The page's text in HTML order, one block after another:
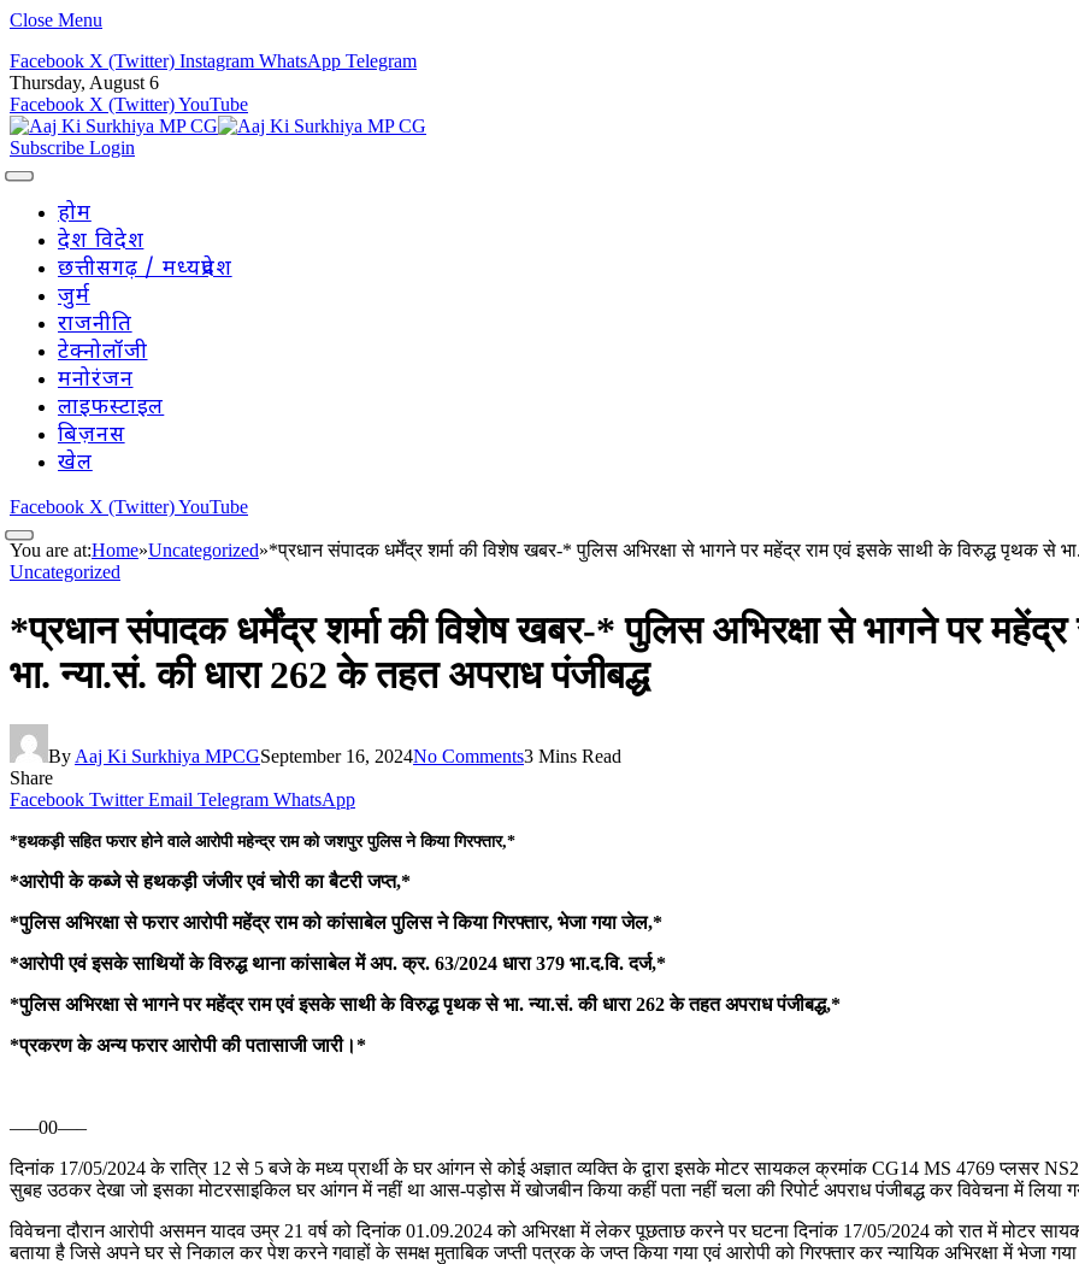
Close Menu
Facebook X (Twitter) Instagram WhatsApp Telegram
Thursday, August 6
Facebook X (Twitter)YouTube
Subscribe Login
होम
देश विदेश
छत्तीसगढ़ / मध्यप्रदेश
जुर्म
राजनीति
टेक्नोलॉजी
मनोरंजन
लाइफस्टाइल
बिज़नस
खेल
Facebook X (Twitter)YouTube
You are at:Home»Uncategorized»*प्रधान संपादक धर्मेंद्र शर्मा की विशेष खबर-* पुलिस अभिरक्षा से भागने पर महेंद्र राम एवं इसके साथी के विरुद्ध पृथक से
Uncategorized
*प्रधान संपादक धर्मेंद्र शर्मा की विशेष खबर-* पुलिस अभिरक्षा से भागने पर
भा. न्या.सं. की धारा 262 के तहत अपराध पंजीबद्ध
By Aaj Ki Surkhiya MPCGSeptember 16, 2024No Comments3 Mins Read
Share
Facebook Twitter Email Telegram WhatsApp
*हथकड़ी सहित फरार होने वाले आरोपी महेन्द्र राम को जशपुर पुलिस ने किया गिरफ्तार,*
*आरोपी के कब्जे से हथकड़ी जंजीर एवं चोरी का बैटरी जप्त,*
*पुलिस अभिरक्षा से फरार आरोपी महेंद्र राम को कांसाबेल पुलिस ने किया गिरफ्तार, भेजा गया जेल,*
*आरोपी एवं इसके साथियों के विरुद्ध थाना कांसाबेल में अप. क्र. 63/2024 धारा 379 भा.द.वि. दर्ज,*
*पुलिस अभिरक्षा से भागने पर महेंद्र राम एवं इसके साथी के विरुद्ध पृथक से भा. न्या.सं. की धारा 262 के तहत अपराध पंजीबद्ध,*
*प्रकरण के अन्य फरार आरोपी की पतासाजी जारी।*
—–00—–
दिनांक 17/05/2024 के रात्रि 12 से 5 बजे के मध्य प्रार्थी के घर आंगन से कोई अज्ञात व्यक्ति के द्वारा इसके मोटर सायकल क्रमांक CG14 MS 4769 प्लसर NS200
सुबह उठकर देखा जो इसका मोटरसाइकिल घर आंगन में नहीं था आस-पड़ोस में खोजबीन किया कहीं पता नहीं चला की रिपोर्ट अपराध पंजीबद्ध कर विवेचना में लिया
विवेचना दौरान आरोपी असमन यादव उम्र 21 वर्ष को दिनांक 01.09.2024 को अभिरक्षा में लेकर पूछताछ करने पर घटना दिनांक 17/05/2024 को रात में मोटर
बताया है जिसे अपने घर से निकाल कर पेश करने गवाहों के समक्ष मुताबिक जप्ती पत्रक के जप्त किया गया एवं आरोपी को गिरफ्तार कर न्यायिक अभिरक्षा में भेजा